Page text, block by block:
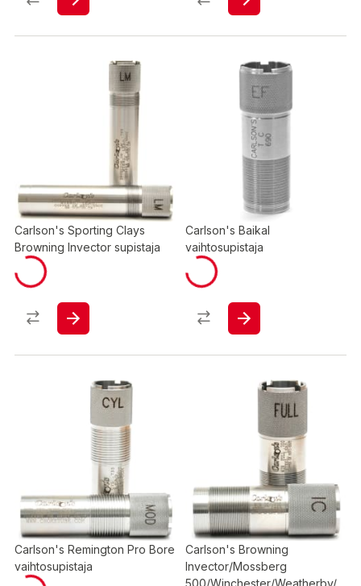
Carlson's Sporting Clays
Browning Invector supistaja
Carlson's Baikal
vaihtosupistaja
Carlson's Remington Pro Bore
vaihtosupistaja
Carlson's Browning
Invector/Mossberg
500/Winchester/Weatherby/S